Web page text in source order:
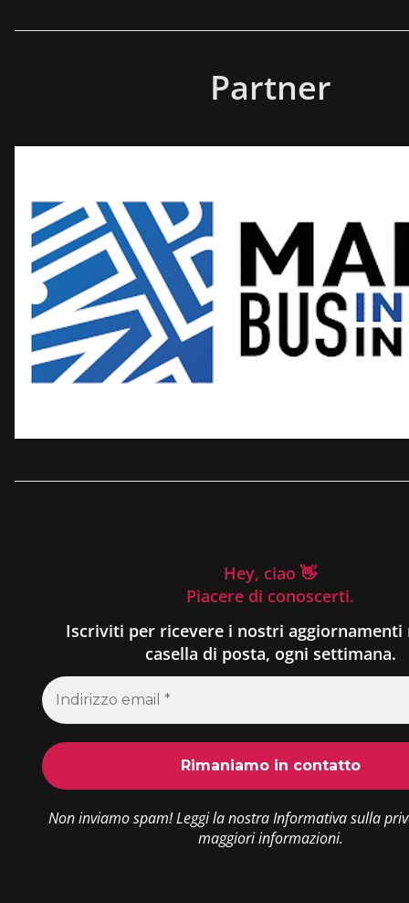
Partner
Hey, ciao 👋
Piacere di conoscerti.
Iscriviti per ricevere i nostri aggiornamenti
casella di posta, ogni settimana.
Non inviamo spam! Leggi la nostraInformativa sulla
maggiori informazioni.